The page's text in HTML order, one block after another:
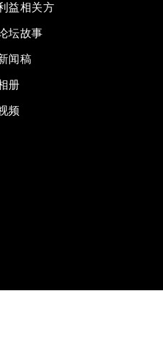
益相关方
坛故事
闻稿
册
频